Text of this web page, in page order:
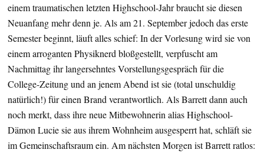
einem traumatischen letzten Highschool-Jahr braucht sie diesen
Neuanfang mehr denn je. Als am 21. September jedoch das erste
Semester beginnt, läuft alles schief: In der Vorlesung wird sie von
einem arroganten Physiknerd bloßgestellt, verpfuscht am
Nachmittag ihr langersehntes Vorstellungsgespräch für die
College-Zeitung und an jenem Abend ist sie (total unschuldig
natürlich!) für einen Brand verantwortlich. Als Barrett dann auch
noch merkt, dass ihre neue Mitbewohnerin alias Highschool-
Dämon Lucie sie aus ihrem Wohnheim ausgesperrt hat, schläft sie
im Gemeinschaftsraum ein. Am nächsten Morgen ist Barrett ratlos: